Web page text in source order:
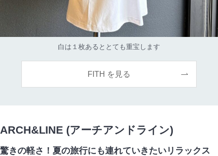
白は１枚あるととても重宝します
FITH を見る
ARCH&LINE (アーチアンドライン)
驚きの軽さ！夏の旅行にも連れていきたいリラックス